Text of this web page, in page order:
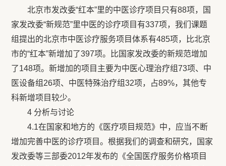
北京市发改委“红本”里的中医诊疗项目只有88项，国
家发改委“新规范”里中医的诊疗项目有337项，我们课题
组提出的北京市中医诊疗服务项目体系有485项，比北京
市的“红本”新增加了397项。比国家发改委的新规范增加
了148项。新增加的项目主要为中医心理治疗组73项、中
医设备组26项、中医特殊治疗组32项，占89%，其他专
科新增项目较少。
4 分析与讨论
4.1在国家和地方的《医疗项目规范》中，应当不断
增加完善中医的诊疗项目。根据我们的调查和研究，国家
发改委等三部委2012年发布的《全国医疗服务价格项目